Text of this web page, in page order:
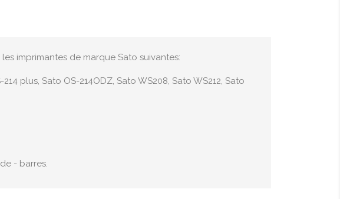
imprimantes de marque Sato suivantes:
plus, Sato OS-214ODZ, Sato WS208, Sato WS212, Sato
- barres.